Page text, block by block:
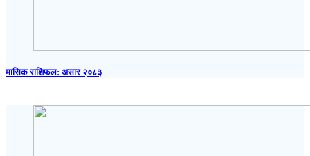
मासिक राशिफल: असार २०८३